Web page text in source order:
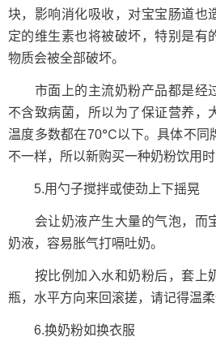
块，影响消化吸收，对宝宝肠道也
定的维生素也将被破坏，特别是有
物质会被全部破坏。
市面上的主流奶粉产品都是经过
不含致病菌，所以为了保证营养，
温度多数都在70℃以下。具体不同
不一样，所以新购买一种奶粉饮用时
5.用勺子搅拌或使劲上下摇晃
会让奶液产生大量的气泡，而
奶液，容易胀气打嗝吐奶。
按比例加入水和奶粉后，套上
瓶，水平方向来回滚搓，请记得温
6.换奶粉如换衣服